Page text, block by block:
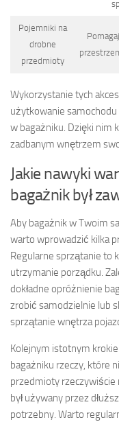
Pojemniki na
drobne
przedmioty
Wykorzystanie tych
użytkowanie
w bagażniku. Dzięki nim
zadbanym wnętrzem
Jakie nawyki
bagażnik był
Aby bagażnik w Twoim
warto wprowadzić kilka
Regularne sprzątanie to
utrzymanie porządku.
dokładne opróżnienie
zrobić samodzielnie lub
sprzątanie wnętrza
Kolejnym istotnym
bagażniku rzeczy, które
przedmioty rzeczywiście
był używany przez
potrzebny. Warto